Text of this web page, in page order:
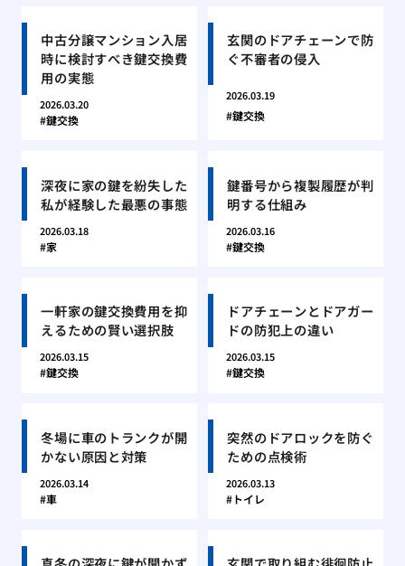
中古分譲マンション入居
時に検討すべき鍵交換費
用の実態
2026.03.20
鍵交換
玄関のドアチェーンで防
ぐ不審者の侵入
2026.03.19
鍵交換
深夜に家の鍵を紛失した
私が経験した最悪の事態
2026.03.18
家
鍵番号から複製履歴が判
明する仕組み
2026.03.16
鍵交換
一軒家の鍵交換費用を抑
えるための賢い選択肢
2026.03.15
鍵交換
ドアチェーンとドアガー
ドの防犯上の違い
2026.03.15
鍵交換
冬場に車のトランクが開
かない原因と対策
2026.03.14
車
突然のドアロックを防ぐ
ための点検術
2026.03.13
トイレ